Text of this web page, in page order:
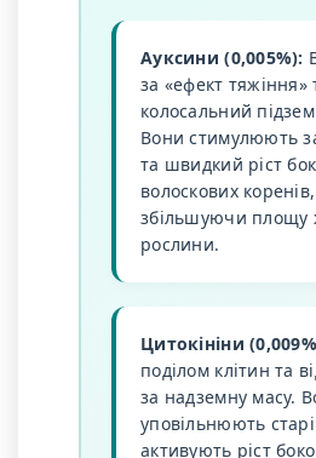
Ауксини (0,005%):
за «ефект тяжіння»
колосальний
Вони стимулюють
та швидкий ріст
волоскових коренів,
збільшуючи площу
рослини.
Цитокініни
поділом клітин та
за надземну масу.
уповільнюють
активують ріст